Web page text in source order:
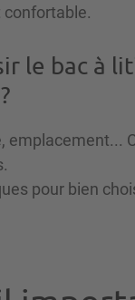
le bac à
emplacement...
pour bien